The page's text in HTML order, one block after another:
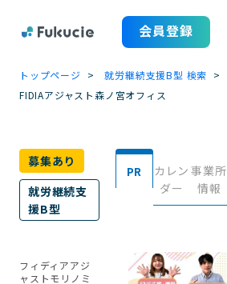
会員登録
トップページ
就労継続支援B型 検索
FIDIAアジャスト森ノ宮オフィス
募集あり
就労継続支
援B型
フィディアアジ
ャストモリノミ
PR
カレン
ダー
事業所
情報